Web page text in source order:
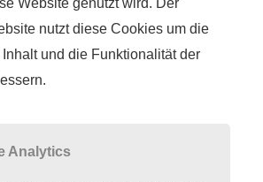
Website genutzt wird. Der
nutzt diese Cookies um die
und die Funktionalität der
Analytics